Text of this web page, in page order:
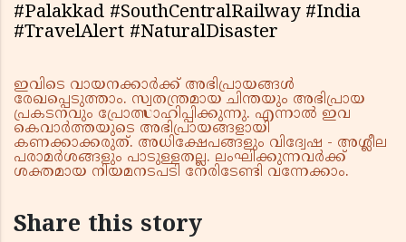
#Palakkad #SouthCentralRailway #India
#TravelAlert #NaturalDisaster
ഇവിടെ വായനക്കാർക്ക് അഭിപ്രായങ്ങൾ
രേഖപ്പെടുത്താം. സ്വതന്ത്രമായ ചിന്തയും അഭിപ്രായ
പ്രകടനവും പ്രോത്സാഹിപ്പിക്കുന്നു. എന്നാൽ ഇവ
കെവാർത്തയുടെ അഭിപ്രായങ്ങളായി
കണക്കാക്കരുത്. അധിക്ഷേപങ്ങളും വിദ്വേഷ - അശ്ലീല
പരാമർശങ്ങളും പാടുള്ളതല്ല. ലംഘിക്കുന്നവർക്ക്
ശക്തമായ നിയമനടപടി നേരിടേണ്ടി വന്നേക്കാം.
Share this story